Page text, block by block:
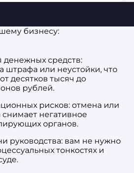
бизнесу:
средств:
штрафа или неустойки, что
десятков тысяч до
рублей.
рисков: отмена или
негативное
органов.
руководства: вам не нужно
тонкостях и